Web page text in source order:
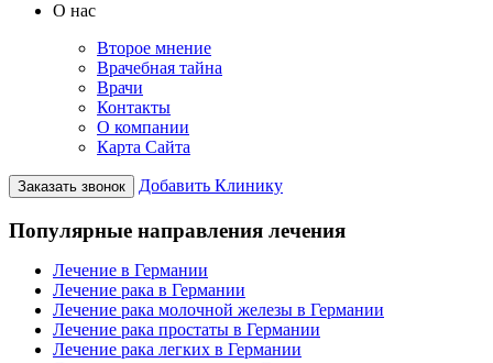
О нас
Второе мнение
Врачебная тайна
Врачи
Контакты
О компании
Карта Сайта
Заказать звонок Добавить Клинику
Популярные направления лечения
Лечение в Германии
Лечение рака в Германии
Лечение рака молочной железы в Германии
Лечение рака простаты в Германии
Лечение рака легких в Германии